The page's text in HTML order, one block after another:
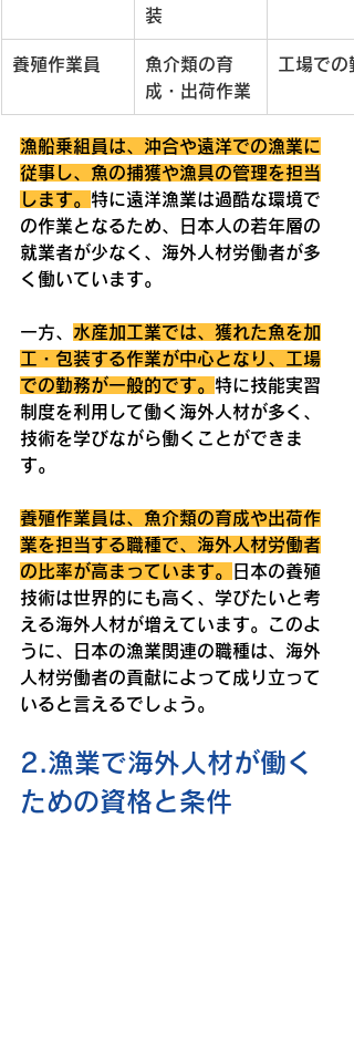
装
養殖作業員
魚介類の育
成・出荷作業
工場での
漁船乗組員は、沖合や遠洋での漁業に
従事し、魚の捕獲や漁具の管理を担当
します。 特に遠洋漁業は過酷な環境で
の作業となるため、日本人の若年層の
就業者が少なく、海外人材労働者が多
く働いています。
一方、 水産加工業では、獲れた魚を加
工・包装する作業が中心となり、工場
での勤務が一般的です。 特に技能実習
制度を利用して働く海外人材が多く、
技術を学びながら働くことができま
す。
養殖作業員は、魚介類の育成や出荷作
業を担当する職種で、海外人材労働者
の比率が高まっています。
日本の養殖
技術は世界的にも高く、学びたいと考
える海外人材が増えています。このよ
うに、日本の漁業関連の職種は、海外
人材労働者の貢献によって成り立って
いると言えるでしょう。
2.漁業で海外人材が働く
ための資格と条件